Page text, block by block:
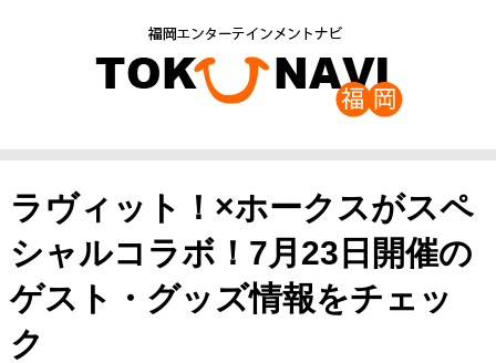
ラヴィット！×ホークスがスペ
シャルコラボ！7月23日開催の
ゲスト・グッズ情報をチェッ
ク